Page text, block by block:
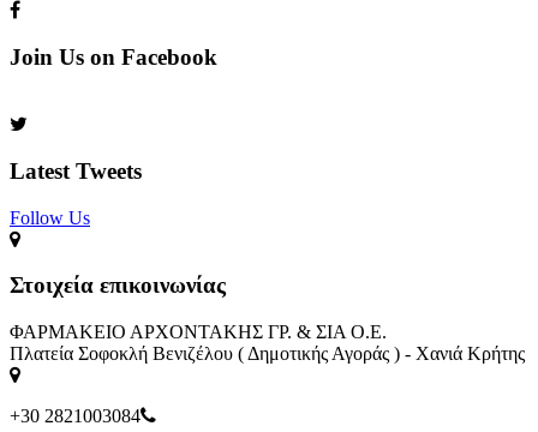
Join Us on Facebook
Latest Tweets
Follow Us​
Στοιχεία επικοινωνίας
ΦΑΡΜΑΚΕΙΟ ΑΡΧΟΝΤΑΚΗΣ ΓΡ. & ΣΙΑ Ο.Ε.
Πλατεία Σοφοκλή Βενιζέλου ( Δημοτικής Αγοράς ) - Χανιά Κρήτης
+30 2821003084